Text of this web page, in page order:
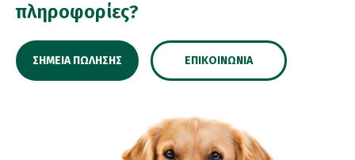
πληροφορίες?
ΣΗΜΕΊΑ ΠΏΛΗΣΗΣ ΕΠΙΚΟΙΝΩΝΊΑ